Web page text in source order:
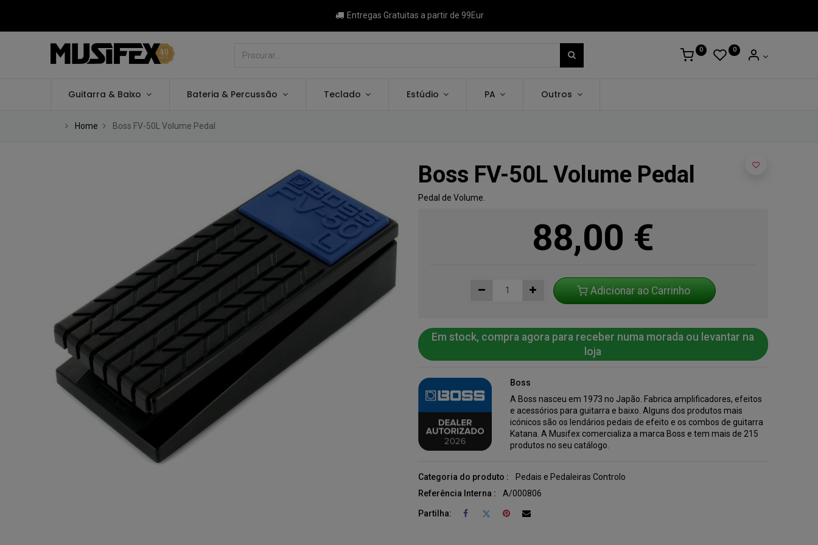
Entregas Gratuitas a partir de 99Eur
0 0
Guitarra & Baixo Bateria & Percussão Teclado Estúdio PA Outros
Home Boss FV-50L Volume Pedal
Boss FV-50L Volume Pedal
Pedal de Volume.
88,00 €
Adicionar ao Carrinho
Em stock, compra agora para receber numa morada ou levantar na
loja
Boss
A Boss nasceu em 1973 no Japão. Fabrica amplificadores, efeitos
e acessórios para guitarra e baixo. Alguns dos produtos mais
icónicos são os lendários pedais de efeito e os combos de guitarra
Katana. A Musifex comercializa a marca Boss e tem mais de 215
produtos no seu catálogo.
Categoria do produto :
Pedais e Pedaleiras Controlo
Referência Interna :
A/000806
Partilha: